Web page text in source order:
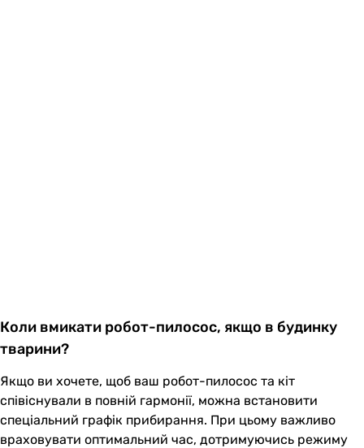
Коли вмикати робот-пилосос, якщо в будинку
тварини?
Якщо ви хочете, щоб ваш робот-пилосос та кіт
співіснували в повній гармонії, можна встановити
спеціальний графік прибирання. При цьому важливо
враховувати оптимальний час, дотримуючись режиму